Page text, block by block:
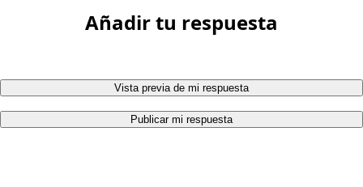
Añadir tu respuesta
Vista previa de mi respuesta
Publicar mi respuesta